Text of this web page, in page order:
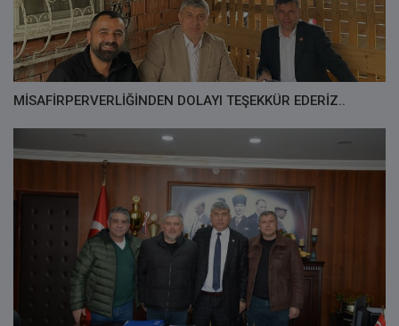
MİSAFİRPERVERLİĞİNDEN DOLAYI TEŞEKKÜR EDERİZ..